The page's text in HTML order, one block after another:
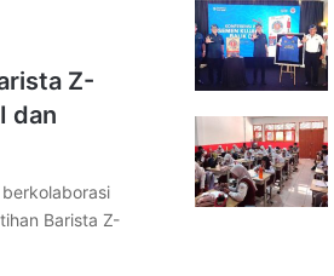
Z-
dan
berkolaborasi
Barista Z-